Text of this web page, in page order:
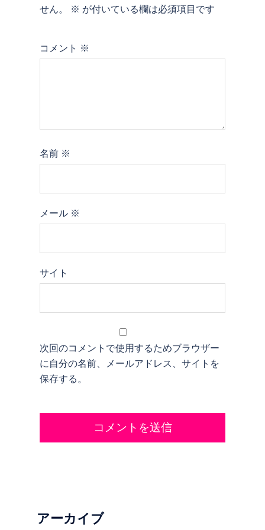
せん。
※ が付いている欄は必須項目です
コメント ※
名前 ※
メール ※
サイト
次回のコメントで使用するためブラウザー
に自分の名前、メールアドレス、サイトを
保存する。
アーカイブ